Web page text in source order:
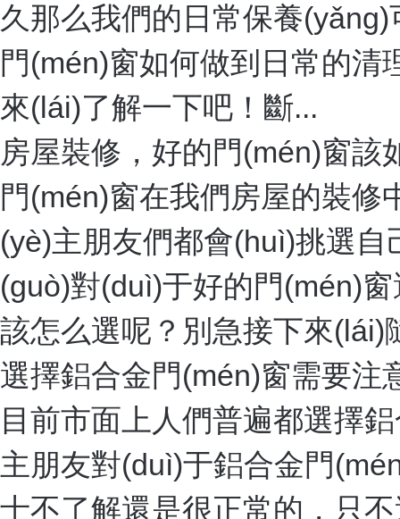
久那么我們的日常保養
門(mén)窗如何做到日常的
來(lái)了解一下吧！斷...
房屋裝修，好的門(mén)窗該
門(mén)窗在我們房屋的裝
(yè)主朋友們都會(huì)挑選
(guò)對(duì)于好的門(mén)
該怎么選呢？別急接下來(lái)
選擇鋁合金門(mén)窗需要注
目前市面上人們普遍都選擇
主朋友對(duì)于鋁合金門
士不了解還是很正常的，只